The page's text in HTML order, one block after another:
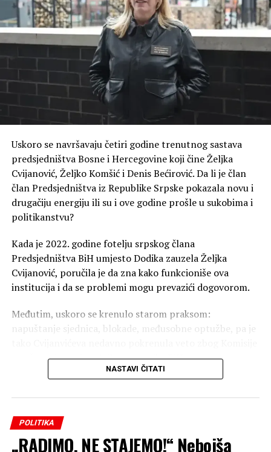
Uskoro se navršavaju četiri godine trenutnog sastava
predsjedništva Bosne i Hercegovine koji čine Željka
Cvijanović, Željko Komšić i Denis Bećirović. Da li je član
član Predsjedništva iz Republike Srpske pokazala novu i
drugačiju energiju ili su i ove godine prošle u sukobima i
politikanstvu?
Kada je 2022. godine fotelju srpskog člana
Predsjedništva BiH umjesto Dodika zauzela Željka
Cvijanović, poručila je da zna kako funkcioniše ova
institucija i da se problemi mogu prevazići dogovorom.
Međutim, uskoro se krenulo starom praksom:
napuštanje sjednica, blokade, međusobne optužbe, pa je
za očuvanje nacionalnih spomenika BiH.
Cvijanovićeva je tada poručila da Komšić i Bećirović ne
odustaju od nametanja i preglasavanja.
“Ja sam izabrana na teritoriji Republike Srpske. To je
NASTAVI ČITATI
POLITIKA
„RADIMO, NE STAJEMO!“ Nebojša